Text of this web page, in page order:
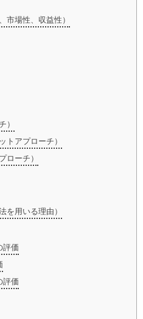
市場性、収益性）
）
トアプローチ）
ローチ）
を用いる理由）
評価
評価